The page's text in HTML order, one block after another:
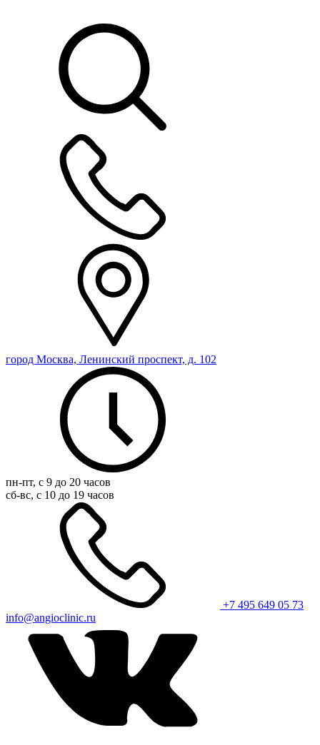
город Москва, Ленинский проспект, д. 102
пн-пт, с 9 до 20 часов
сб-вс, с 10 до 19 часов
+7 495 649 05 73
info@angioclinic.ru